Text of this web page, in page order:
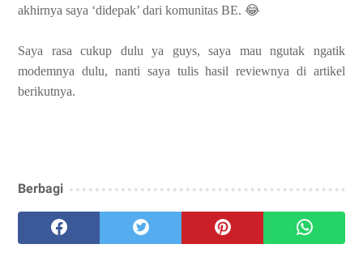
akhirnya saya ‘didepak’ dari komunitas BE. 😂
Saya rasa cukup dulu ya guys, saya mau ngutak ngatik
modemnya dulu, nanti saya tulis hasil reviewnya di artikel
berikutnya.
Berbagi